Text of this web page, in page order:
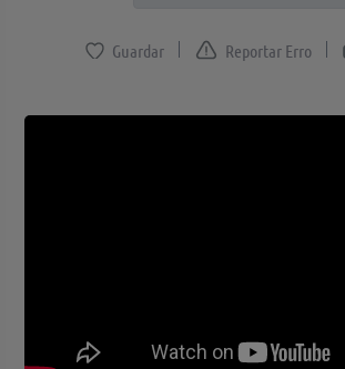
Reportar Erro